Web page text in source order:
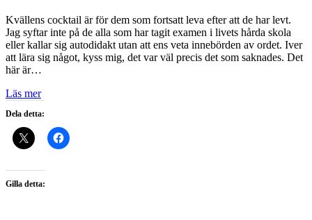
Kvällens cocktail är för dem som fortsatt leva efter att de har levt.
Jag syftar inte på de alla som har tagit examen i livets hårda skola
eller kallar sig autodidakt utan att ens veta innebörden av ordet. Iver
att lära sig något, kyss mig, det var väl precis det som saknades. Det
här är…
Läs mer
Dela detta:
Gilla detta: